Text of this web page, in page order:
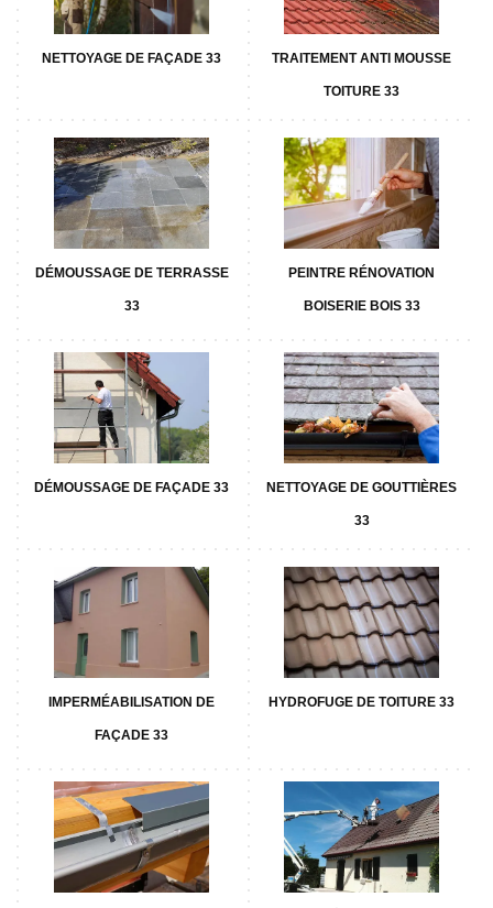
NETTOYAGE DE FAÇADE 33 TRAITEMENT ANTI MOUSSE
TOITURE 33
DÉMOUSSAGE DE TERRASSE
33
PEINTRE RÉNOVATION
BOISERIE BOIS 33
DÉMOUSSAGE DE FAÇADE 33 NETTOYAGE DE GOUTTIÈRES
33
IMPERMÉABILISATION DE
FAÇADE 33
HYDROFUGE DE TOITURE 33